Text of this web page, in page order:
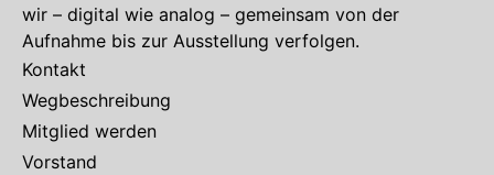
wir – digital wie analog – gemeinsam von der
Aufnahme bis zur Ausstellung verfolgen.
Kontakt
Wegbeschreibung
Mitglied werden
Vorstand